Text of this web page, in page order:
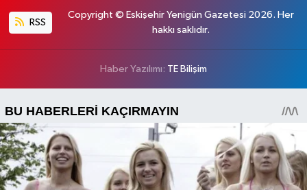
RSS
Copyright © Eskişehir Yenigün Gazetesi 2026. Her
hakkı saklıdır.
Haber Yazılımı: TE Bilişim